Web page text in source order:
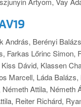
András, Berényi
Farkas Lőrinc Simon,
Dávid, Klassen
Marcell, Láda
Attila, Németh
Reiter Richárd,